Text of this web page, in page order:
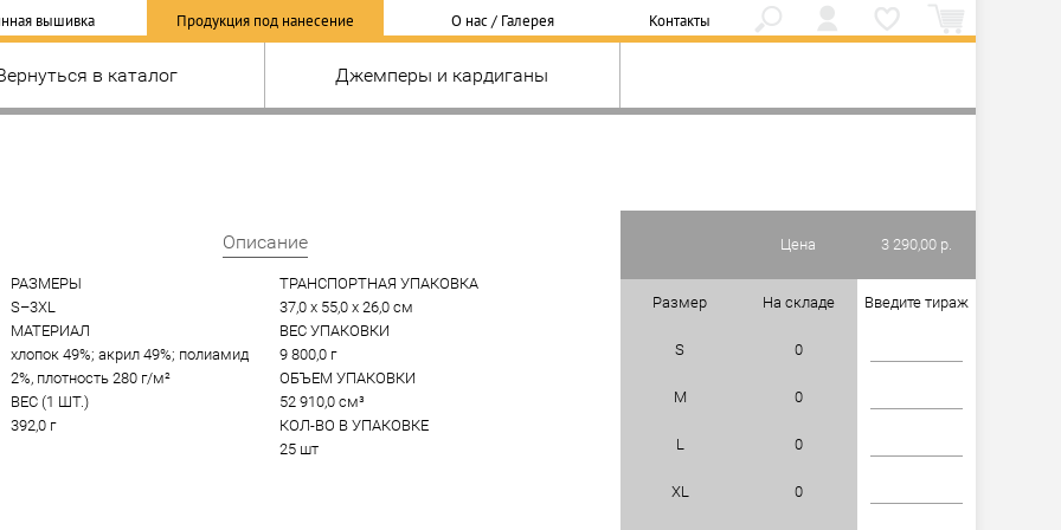
вышивка Продукция под нанесение О нас / Галерея Контакты
в каталог Джемперы и кардиганы
Цена 3 290,00 р.
Размер На складе Введите тираж
S 0
M 0
L 0
XL 0
Описание
РАЗМЕРЫ
S–3XL
МАТЕРИАЛ
хлопок 49%; акрил 49%; полиамид
2%, плотность 280 г/м²
ВЕС (1 ШТ.)
392,0 г
ТРАНСПОРТНАЯ УПАКОВКА
37,0 x 55,0 x 26,0 см
ВЕС УПАКОВКИ
9 800,0 г
ОБЪЕМ УПАКОВКИ
52 910,0 см³
КОЛ-ВО В УПАКОВКЕ
25 шт